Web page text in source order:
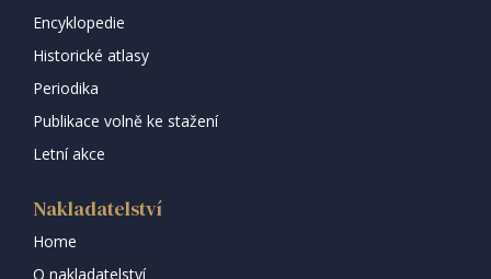
Encyklopedie
Historické atlasy
Periodika
Publikace volně ke stažení
Letní akce
Nakladatelství
Home
O nakladatelství